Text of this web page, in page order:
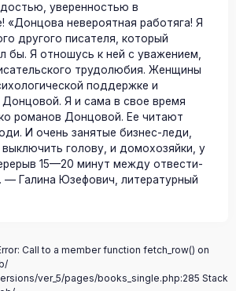
уверенностью в
«Донцова невероятная работяга! Я
другого писателя, который
бы. Я отношусь к ней с уважением,
трудолюбия. Женщины
поддержке и
Я и сама в свое время
романов Донцовой. Ее читают
И очень занятые бизнес-леди,
голову, и домохозяйки, у
15—20 минут между отвести-
— Галина Юзефович, литературный
Call to a member function fetch_row() on
ver_5/pages/books_single.php:285 Stack